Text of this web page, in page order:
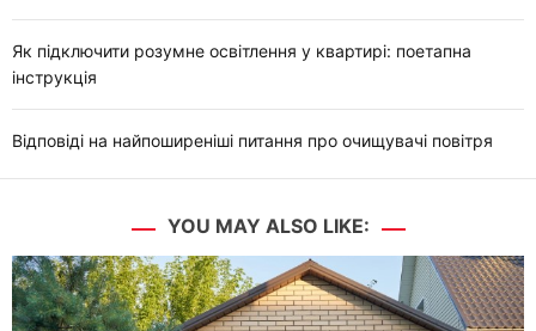
Як підключити розумне освітлення у квартирі: поетапна
інструкція
Відповіді на найпоширеніші питання про очищувачі повітря
YOU MAY ALSO LIKE: